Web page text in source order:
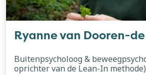
Ryanne van Dooren-
Buitenpsycholoog &
oprichter van de Lean-In methode)